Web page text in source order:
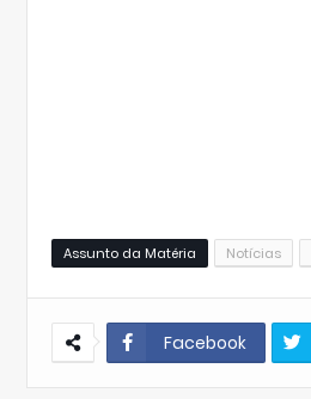
Assunto da Matéria Notícias
Facebook